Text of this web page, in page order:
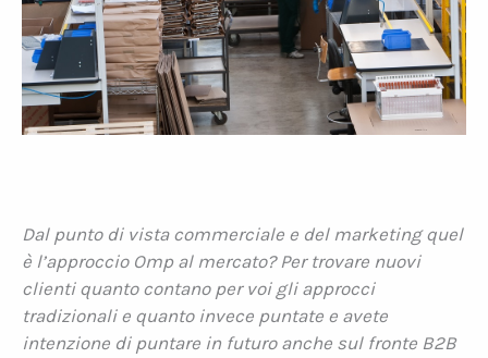
Dal punto di vista commerciale e del marketing quel
è l’approccio Omp al mercato? Per trovare nuovi
clienti quanto contano per voi gli approcci
tradizionali e quanto invece puntate e avete
intenzione di puntare in futuro anche sul fronte B2B